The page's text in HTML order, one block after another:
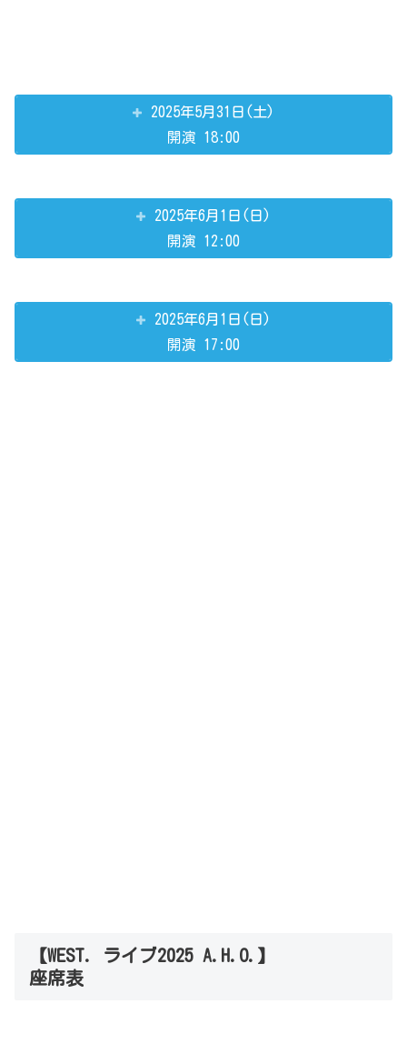
2025年5月31日(土)
開演 18:00
2025年6月1日(日)
開演 12:00
2025年6月1日(日)
開演 17:00
【WEST. ライブ2025 A.H.O.】
座席表